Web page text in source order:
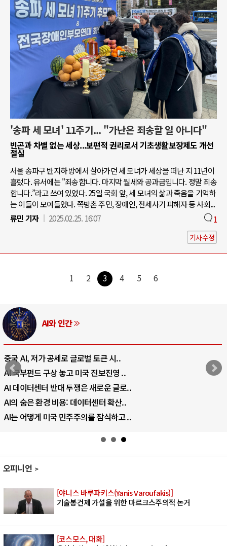
'송파 세 모녀' 11주기... "가난은 죄송할 일 아니다"
빈곤과 차별 없는 세상...보편적 권리로서 기초생활보장제도 개선
절실
서울 송파구 반지하 방에서 살아가던 세 모녀가 세상을 떠난 지 11년이
흘렀다. 유서에는 "죄송합니다. 마지막 월세와 공과금입니다. 정말 죄송
합니다.”라고 쓰여 있었다. 25일 국회 앞, 세 모녀의 삶과 죽음을 기억하
는 이들이 모여들었다. 쪽방촌 주민, 장애인, 전세사기 피해자 등 사회...
류민 기자
2025.02.25. 16:07 1
기사수정
1 2 3 4 5 6
AI와 인간
중국 AI, 저가 공세로 글로벌 토큰 시..
AI 국부펀드 구상 놓고 미국 진보진영 ..
AI 데이터센터 반대 투쟁은 새로운 글로..
AI의 숨은 환경 비용: 데이터센터 확산..
AI는 어떻게 미국 민주주의를 잠식하고 ..
오피니언
[야니스 바루파키스(Yanis Varoufakis)]
기술봉건제 가설을 위한 마르크스주의적 논거
[코스모스, 대화]